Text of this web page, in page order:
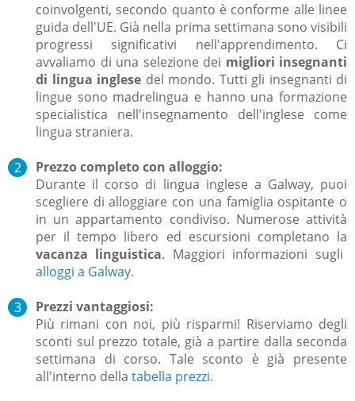
coinvolgenti, secondo quanto è conforme alle linee
guida dell'UE. Già nella prima settimana sono visibili
progressi significativi nell'apprendimento. Ci
avvaliamo di una selezione dei migliori insegnanti
di lingua inglese del mondo. Tutti gli insegnanti di
lingue sono madrelingua e hanno una formazione
specialistica nell'insegnamento dell'inglese come
lingua straniera.
Prezzo completo con alloggio:
Durante il corso di lingua inglese a Galway, puoi
scegliere di alloggiare con una famiglia ospitante o
in un appartamento condiviso. Numerose attività
per il tempo libero ed escursioni completano la
vacanza linguistica. Maggiori informazioni sugli
alloggi a Galway.
Prezzi vantaggiosi:
Più rimani con noi, più risparmi! Riserviamo degli
sconti sul prezzo totale, già a partire dalla seconda
settimana di corso. Tale sconto è già presente
all'interno della tabella prezzi.